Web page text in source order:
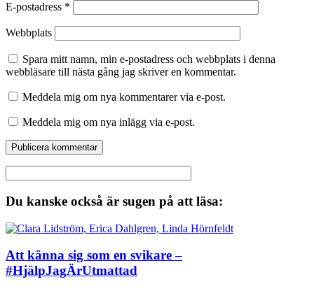
E-postadress *
Webbplats
Spara mitt namn, min e-postadress och webbplats i denna
webbläsare till nästa gång jag skriver en kommentar.
Meddela mig om nya kommentarer via e-post.
Meddela mig om nya inlägg via e-post.
Du kanske också är sugen på att läsa:
Att känna sig som en svikare –
#HjälpJagÄrUtmattad